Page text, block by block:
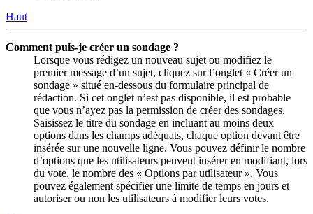
Haut
Comment puis-je créer un sondage ?
Lorsque vous rédigez un nouveau sujet ou modifiez le
premier message d’un sujet, cliquez sur l’onglet « Créer un
sondage » situé en-dessous du formulaire principal de
rédaction. Si cet onglet n’est pas disponible, il est probable
que vous n’ayez pas la permission de créer des sondages.
Saisissez le titre du sondage en incluant au moins deux
options dans les champs adéquats, chaque option devant être
insérée sur une nouvelle ligne. Vous pouvez définir le nombre
d’options que les utilisateurs peuvent insérer en modifiant, lors
du vote, le nombre des « Options par utilisateur ». Vous
pouvez également spécifier une limite de temps en jours et
autoriser ou non les utilisateurs à modifier leurs votes.